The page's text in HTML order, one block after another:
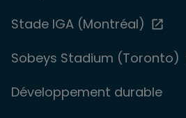
Stade IGA (Montréal)
Sobeys Stadium (Toronto)
Développement durable